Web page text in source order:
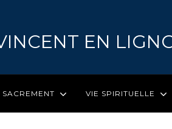
EN
VIE SPIRITUELLE